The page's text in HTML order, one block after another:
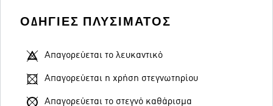
ΟΔΗΓΊΕΣ ΠΛΥΣΊΜΑΤΟΣ
Απαγορεύεται το λευκαντικό
Απαγορεύεται η χρήση στεγνωτηρίου
Απαγορεύεται το στεγνό καθάρισμα